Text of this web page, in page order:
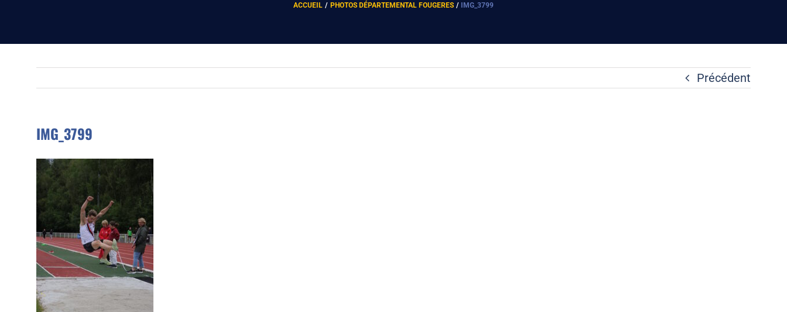
ACCUEIL PHOTOS DÉPARTEMENTAL FOUGERES IMG_3799
Précédent
IMG_3799